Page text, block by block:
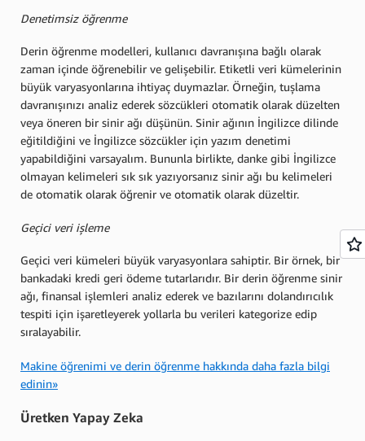
Denetimsiz öğrenme
Derin öğrenme modelleri, kullanıcı davranışına bağlı olarak
zaman içinde öğrenebilir ve gelişebilir. Etiketli veri kümelerinin
büyük varyasyonlarına ihtiyaç duymazlar. Örneğin, tuşlama
davranışınızı analiz ederek sözcükleri otomatik olarak düzelten
veya öneren bir sinir ağı düşünün. Sinir ağının İngilizce dilinde
eğitildiğini ve İngilizce sözcükler için yazım denetimi
yapabildiğini varsayalım. Bununla birlikte, danke gibi İngilizce
olmayan kelimeleri sık sık yazıyorsanız sinir ağı bu kelimeleri
de otomatik olarak öğrenir ve otomatik olarak düzeltir.
Geçici veri işleme
Geçici veri kümeleri büyük varyasyonlara sahiptir. Bir örnek, bir
bankadaki kredi geri ödeme tutarlarıdır. Bir derin öğrenme sinir
ağı, finansal işlemleri analiz ederek ve bazılarını dolandırıcılık
tespiti için işaretleyerek yollarla bu verileri kategorize edip
sıralayabilir.
Makine öğrenimi ve derin öğrenme hakkında daha fazla bilgi
edinin»
Üretken Yapay Zeka